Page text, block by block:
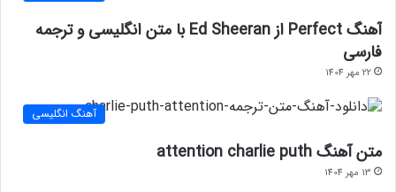
آهنگ Perfect از Ed Sheeran با متن انگلیسی و ترجمه
فارسی
22 مهر 1404
آهنگ انگلیسی
متن آهنگ attention charlie puth
13 مهر 1404